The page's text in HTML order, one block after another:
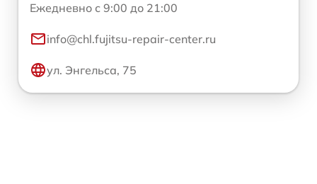
Ежедневно с 9:00 до 21:00
info@chl.fujitsu-repair-center.ru
ул. Энгельса, 75